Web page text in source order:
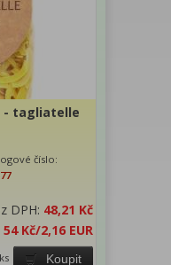
- tagliatelle
číslo:
DPH: 48,21 Kč
54 Kč/2,16 EUR
Koupit
ks